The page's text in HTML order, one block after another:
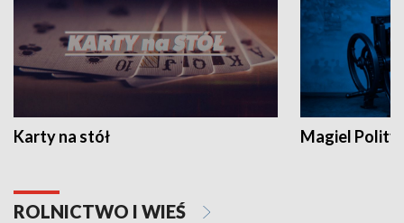
Karty na stół Magiel
ROLNICTWO I WIEŚ